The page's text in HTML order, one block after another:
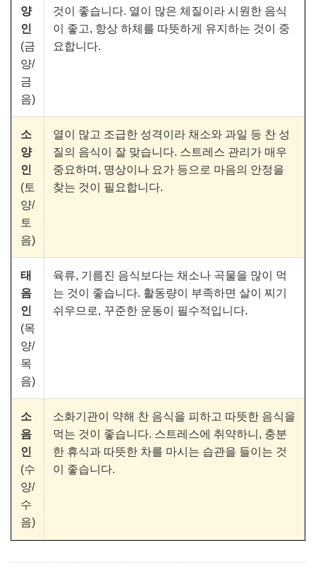
양
인
(금
양/
금
음)
것이 좋습니다. 열이 많은 체질이라 시원한 음식
이 좋고, 항상 하체를 따뜻하게 유지하는 것이 중
요합니다.
소
양
인
(토
양/
토
음)
열이 많고 조급한 성격이라 채소와 과일 등 찬 성
질의 음식이 잘 맞습니다. 스트레스 관리가 매우
중요하며, 명상이나 요가 등으로 마음의 안정을
찾는 것이 필요합니다.
태
음
인
(목
양/
목
음)
육류, 기름진 음식보다는 채소나 곡물을 많이 먹
는 것이 좋습니다. 활동량이 부족하면 살이 찌기
쉬우므로, 꾸준한 운동이 필수적입니다.
소
음
인
(수
양/
수
음)
소화기관이 약해 찬 음식을 피하고 따뜻한 음식을
먹는 것이 좋습니다. 스트레스에 취약하니, 충분
한 휴식과 따뜻한 차를 마시는 습관을 들이는 것
이 좋습니다.